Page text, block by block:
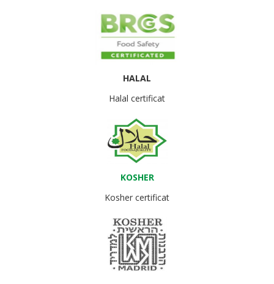
HALAL
Halal certificat
KOSHER
Kosher certificat